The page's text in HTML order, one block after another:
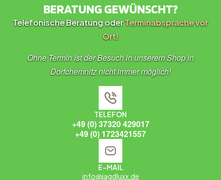
BERATUNG GEWÜNSCHT?
Telefonische Beratung oderTerminabsprache vor
Ort!
Ohne Termin ist der Besuch in unserem Shop in
Dorfchemnitz nicht immer möglich!
TELEFON
+49 (0) 37320 429017
+49 (0) 1723421557
E-MAIL
info@jagdluxx.de